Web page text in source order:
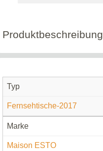
Produktbeschreibung
Typ
Fernsehtische-2017
Marke
Maison ESTO